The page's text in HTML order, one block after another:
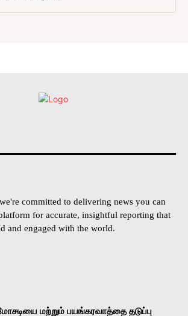
committed to delivering news you can
for accurate, insightful reporting that
and engaged with the world.
மற்றும் பயங்கரவாத்தை தடுப்பு